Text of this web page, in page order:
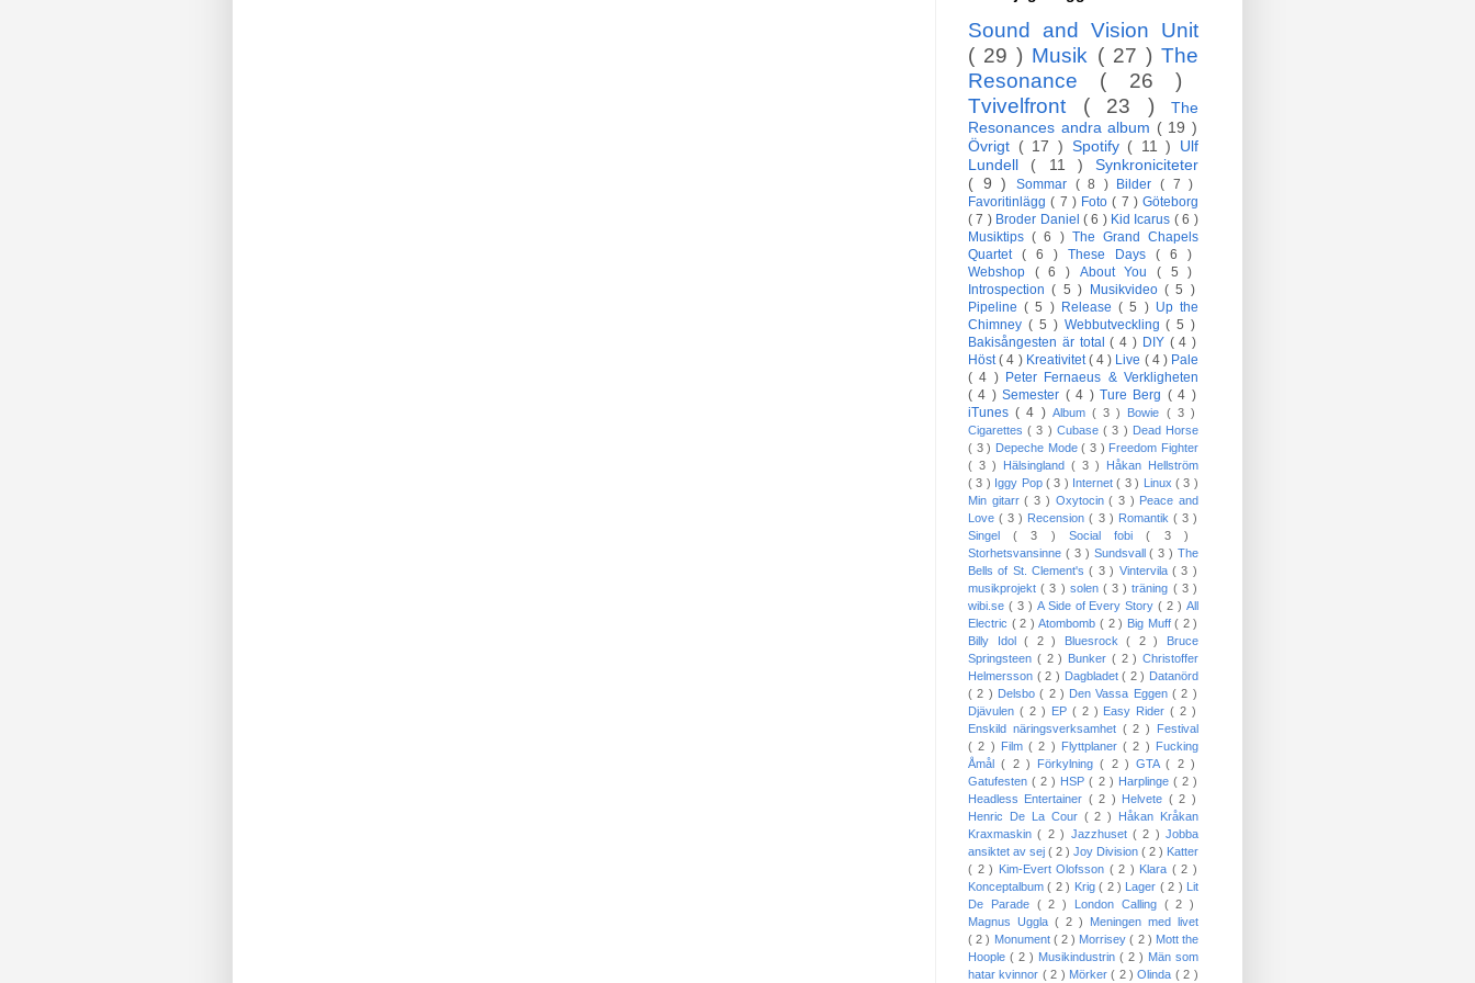
Sound and Vision Unit
( 29 ) Musik ( 27 )The
Resonance ( 26 )
Tvivelfront ( 23 )
The
Resonances andra album ( 19 )
Övrigt ( 17 ) Spotify ( 11 ) Ulf
Lundell ( 11 ) Synkroniciteter
( 9 ) Sommar ( 8 ) Bilder( 7 )
Favoritinlägg( 7 ) Foto( 7 ) Göteborg
( 7 ) Broder Daniel ( 6 ) Kid Icarus ( 6 )
Musiktips( 6 ) The Grand Chapels
Quartet ( 6 ) These Days ( 6 )
Webshop ( 6 ) About You( 5 )
Introspection( 5 ) Musikvideo ( 5 )
Pipeline( 5 ) Release( 5 ) Up the
Chimney ( 5 ) Webbutveckling( 5 )
Bakisångesten är total( 4 ) DIY ( 4 )
Höst( 4 ) Kreativitet( 4 ) Live ( 4 ) Pale
( 4 ) Peter Fernaeus & Verkligheten
( 4 )Semester ( 4 ) Ture Berg ( 4 )
iTunes( 4 ) Album ( 3 ) Bowie ( 3 )
Cigarettes( 3 ) Cubase( 3 ) Dead Horse
( 3 ) Depeche Mode( 3 ) Freedom Fighter
( 3 ) Hälsingland ( 3 ) Håkan Hellström
( 3 ) Iggy Pop ( 3 ) Internet( 3 ) Linux ( 3 )
Min gitarr( 3 ) Oxytocin( 3 ) Peace and
Love( 3 ) Recension( 3 ) Romantik ( 3 )
Singel( 3 ) Social fobi( 3 )
Storhetsvansinne ( 3 ) Sundsvall( 3 ) The
Bells of St. Clement's( 3 ) Vintervila ( 3 )
musikprojekt( 3 ) solen ( 3 )träning ( 3 )
wibi.se ( 3 ) A Side of Every Story( 2 )All
Electric ( 2 )Atombomb( 2 ) Big Muff( 2 )
Billy Idol( 2 ) Bluesrock( 2 ) Bruce
Springsteen ( 2 ) Bunker ( 2 ) Christoffer
Helmersson ( 2 ) Dagbladet( 2 ) Datanörd
( 2 ) Delsbo( 2 ) Den Vassa Eggen( 2 )
Djävulen ( 2 ) EP ( 2 ) Easy Rider( 2 )
Enskild näringsverksamhet ( 2 ) Festival
( 2 ) Film( 2 ) Flyttplaner( 2 ) Fucking
Åmål( 2 ) Förkylning( 2 ) GTA( 2 )
Gatufesten( 2 ) HSP( 2 ) Harplinge ( 2 )
Headless Entertainer ( 2 ) Helvete ( 2 )
Henric De La Cour ( 2 ) Håkan Kråkan
Kraxmaskin( 2 ) Jazzhuset ( 2 ) Jobba
ansiktet av sej ( 2 ) Joy Division ( 2 ) Katter
( 2 ) Kim-Evert Olofsson ( 2 ) Klara ( 2 )
Konceptalbum( 2 ) Krig( 2 ) Lager ( 2 ) Lit
De Parade ( 2 ) London Calling ( 2 )
Magnus Uggla ( 2 ) Meningen med livet
( 2 ) Monument ( 2 ) Morrisey( 2 ) Mott the
Hoople ( 2 ) Musikindustrin ( 2 ) Män som
hatar kvinnor ( 2 ) Mörker( 2 )Olinda ( 2 )